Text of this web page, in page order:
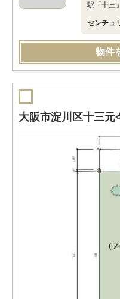
駅「十三
センチュ
物件
大阪市淀川区十三元